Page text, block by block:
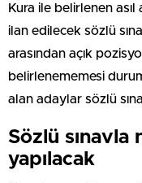
Kura ile belirlenen
ilan edilecek sözlü
arasından açık
belirlenememesi
alan adaylar sözlü
Sözlü sınavla
yapılacak